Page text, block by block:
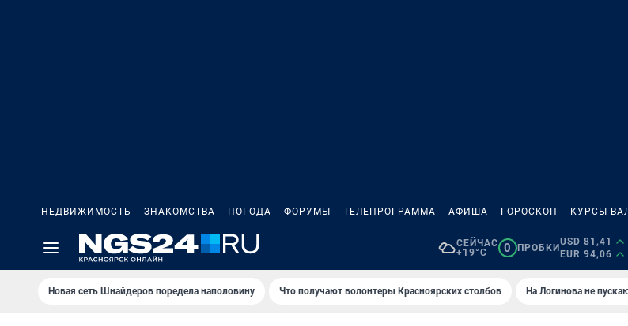
НЕДВИЖИМОСТЬ ЗНАКОМСТВА ПОГОДА ФОРУМЫ ТЕЛЕПРОГРАММА АФИША ГОРОСКОП КУРСЫ
СЕЙЧАС
+19°C
0 ПРОБКИ
USD 81,41
EUR 94,06
Новая сеть Шнайдеров поредела наполовину Что получают волонтеры Красноярских столбов На Логинова не